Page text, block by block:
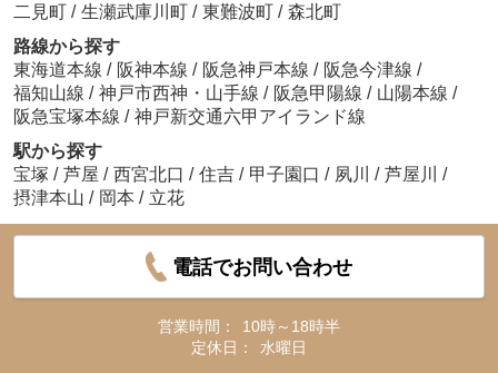
二見町 / 生瀬武庫川町 / 東難波町 / 森北町
路線から探す
東海道本線 / 阪神本線 / 阪急神戸本線 / 阪急今津線 /
福知山線 / 神戸市西神・山手線 / 阪急甲陽線 / 山陽本線 /
阪急宝塚本線 / 神戸新交通六甲アイランド線
駅から探す
宝塚 / 芦屋 / 西宮北口 / 住吉 / 甲子園口 / 夙川 / 芦屋川
/
摂津本山 / 岡本 / 立花
電話でお問い合わせ
営業時間：
10時～18時半
定休日：
水曜日